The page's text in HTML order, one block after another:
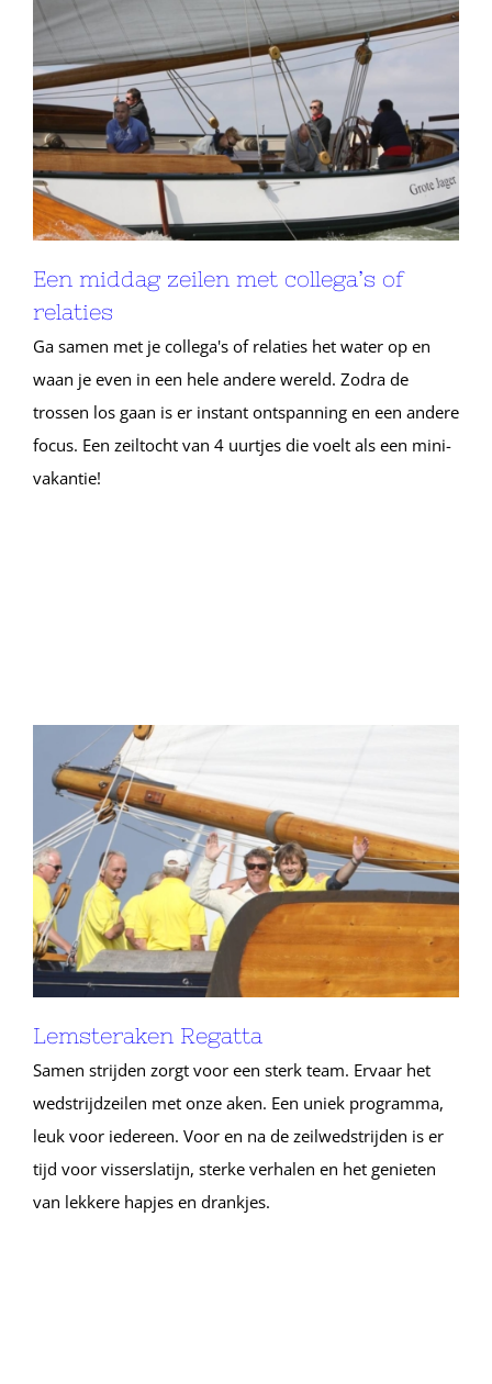
Een middag zeilen met collega’s of
relaties
Ga samen met je collega's of relaties het water op en
waan je even in een hele andere wereld. Zodra de
trossen los gaan is er instant ontspanning en een andere
focus. Een zeiltocht van 4 uurtjes die voelt als een mini-
vakantie!
Lemsteraken Regatta
Samen strijden zorgt voor een sterk team. Ervaar het
wedstrijdzeilen met onze aken. Een uniek programma,
leuk voor iedereen. Voor en na de zeilwedstrijden is er
tijd voor visserslatijn, sterke verhalen en het genieten
van lekkere hapjes en drankjes.